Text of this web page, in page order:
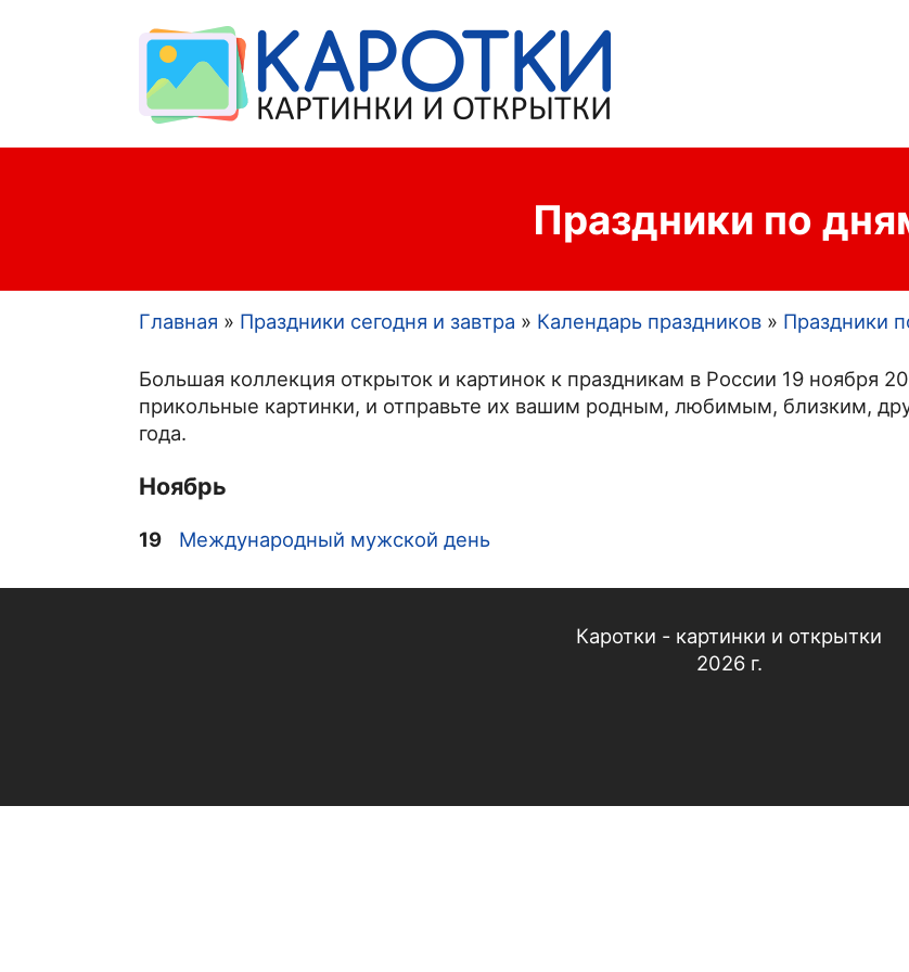
Праздники по
навигации
Главная Праздники сегодня и завтра Календарь праздников Праздники
Большая коллекция открыток и картинок к праздникам в России 19 ноября
прикольные картинки, и отправьте их вашим родным, любимым, близким,
года.
Ноябрь
19 Международный мужской день
Каротки - картинки и открытки
2026 г.